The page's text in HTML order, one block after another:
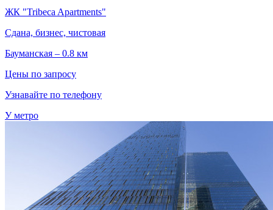
ЖК "Tribeca Apartments"
Сдана, бизнес, чистовая
Бауманская – 0.8 км
Цены по запросу
Узнавайте по телефону
У метро